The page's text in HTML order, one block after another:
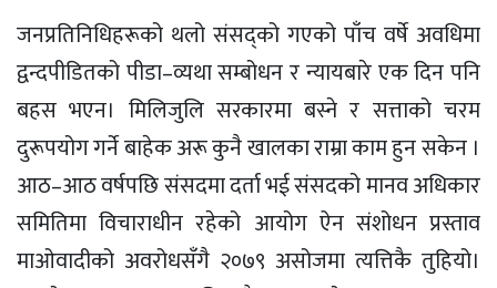
जनप्रतिनिधिहरूको थलो संसद्को गएको पाँच वर्षे अवधिमा
द्वन्दपीडितको पीडा–व्यथा सम्बोधन र न्यायबारे एक दिन पनि
बहस भएन। मिलिजुलि सरकारमा बस्ने र सत्ताको चरम
दुरूपयोग गर्ने बाहेक अरू कुनै खालका राम्रा काम हुन सकेन ।
आठ–आठ वर्षपछि संसदमा दर्ता भई संसदको मानव अधिकार
समितिमा विचाराधीन रहेको आयोग ऐन संशोधन प्रस्ताव
माओवादीको अवरोधसँगै २०७९ असोजमा त्यत्तिकै तुहियो।